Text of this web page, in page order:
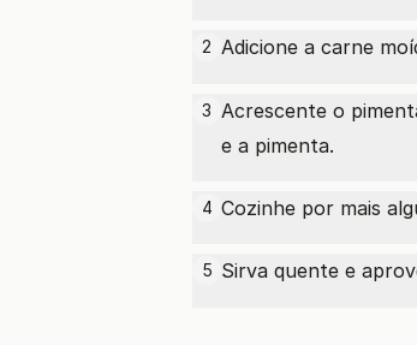
2 Adicione a carne
3 Acrescente o
e a pimenta.
4 Cozinhe por mais
5 Sirva quente e